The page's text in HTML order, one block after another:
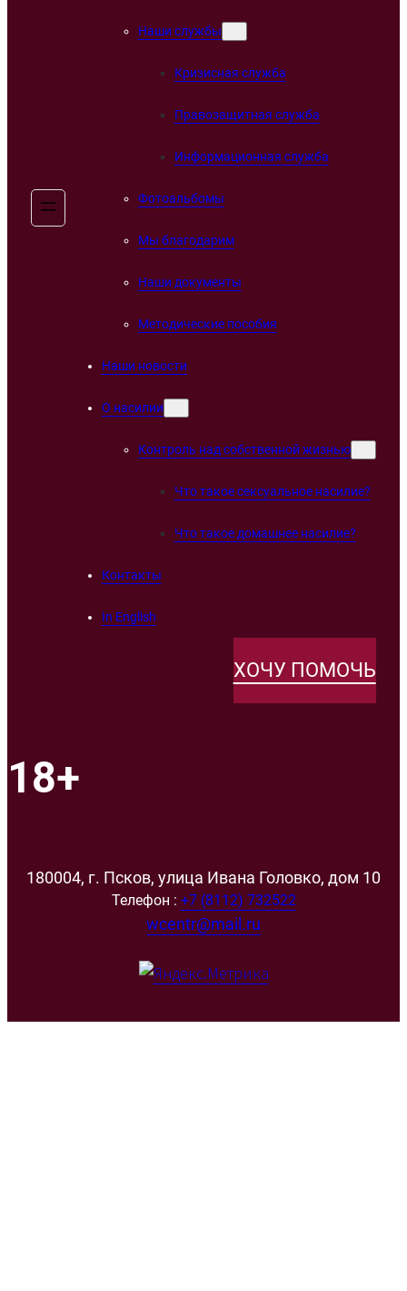
Наши службы
Кризисная служба
Правозащитная служба
Информационная служба
Фотоальбомы
Мы благодарим
Наши документы
Методические пособия
Наши новости
О насилии
Контроль над собственной жизнью
Что такое сексуальное насилие?
Что такое домашнее насилие?
Контакты
In English
ХОЧУ ПОМОЧЬ
18+
180004, г. Псков, улица Ивана Головко, дом 10
Телефон : +7 (8112) 732522
wcentr@mail.ru